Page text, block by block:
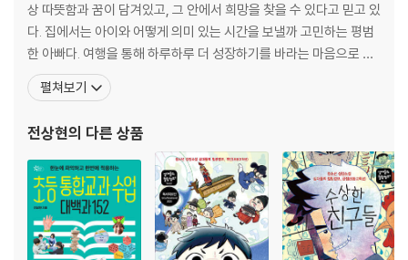
[2장] 교실 속 생태 환경 수업 아이디어 - 과학 교과 연계
〈15〉 태양광 에너지를 활용해 손전등을 만들어요
〈16〉 우유 팩을 활용해 재생 종이를 만들어요
〈18〉 세상에 없는 나만의 나무를 만들어요
〈19〉 재봉틀을 활용해 식물의 생김새를 닮은 생활용품을 만들어요
〈20〉 재활용품을 활용해 모빌을 만들어요
〈21〉 화석을 발굴하며 기후 변화에 대해 알아보고 땅속을 살펴봐요
〈22〉 식물에 자동으로 물을 주는 장치를 만들어요
〈23〉 튼튼한 건축물을 만들어 미션을 통과해요
상 따뜻함과 꿈이 담겨있고, 그 안에서 희망을 찾을 수 있다고 믿고 있
다. 집에서는 아이와 어떻게 의미 있는 시간을 보낼까 고민하는 평범
한 아빠다. 여행을 통해 하루하루 더 성장하기를 바라는 마음으로 글
을 쓰고 있다. 앞으로도 재미있는 소설로 여러분을 만나러 갈 것이다.
e러닝 우수교원으로 선발되어 교육부 장관상을, 농산어촌 ICT지원
과 한국직업능력개발원장상을 수상했다. 소프트
펼쳐보기
전상현의 다른 상품